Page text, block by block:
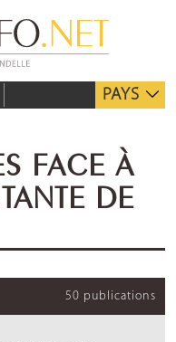
PAYS
FACE À
DE
50 publications